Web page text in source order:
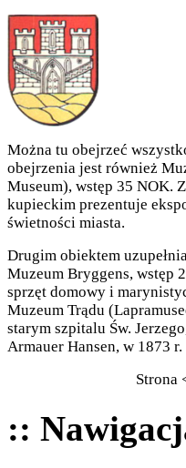
Można tu obejrzeć
obejrzenia jest również
Museum), wstęp 35 NOK.
kupieckim prezentuje
świetności miasta.
Drugim obiektem
Muzeum Bryggens, wstęp
sprzęt domowy i
Muzeum Trądu
starym szpitalu Św.
Armauer Hansen, w 1873
Strona
::